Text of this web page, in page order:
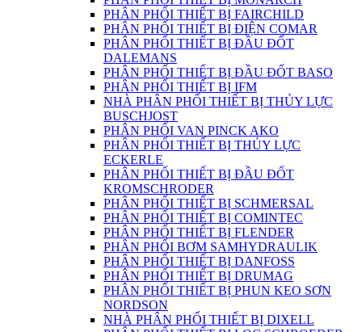
PHÂN PHỐI THIẾT BỊ FAIRCHILD
PHÂN PHỐI THIẾT BỊ ĐIỆN COMAR
PHÂN PHỐI THIẾT BỊ ĐẦU ĐỐT
DALEMANS
PHÂN PHỐI THIẾT BỊ ĐẦU ĐỐT BASO
PHÂN PHỐI THIẾT BỊ IFM
NHÀ PHÂN PHỐI THIẾT BỊ THỦY LỰC
BUSCHJOST
PHÂN PHỐI VAN PINCK AKO
PHÂN PHỐI THIẾT BỊ THỦY LỰC
ECKERLE
PHÂN PHỐI THIẾT BỊ ĐẦU ĐỐT
KROMSCHRODER
PHÂN PHỐI THIẾT BỊ SCHMERSAL
PHÂN PHỐI THIẾT BỊ COMINTEC
PHÂN PHỐI THIẾT BỊ FLENDER
PHÂN PHỐI BƠM SAMHYDRAULIK
PHÂN PHỐI THIẾT BỊ DANFOSS
PHÂN PHỐI THIẾT BỊ DRUMAG
PHÂN PHỐI THIẾT BỊ PHUN KEO SƠN
NORDSON
NHÀ PHÂN PHỐI THIẾT BỊ DIXELL